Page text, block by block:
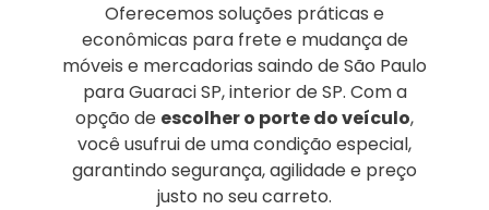
Oferecemos soluções práticas e
econômicas para frete e mudança de
móveis e mercadorias saindo de São Paulo
para Guaraci SP, interior de SP. Com a
opção de escolher o porte do veículo,
você usufrui de uma condição especial,
garantindo segurança, agilidade e preço
justo no seu carreto.